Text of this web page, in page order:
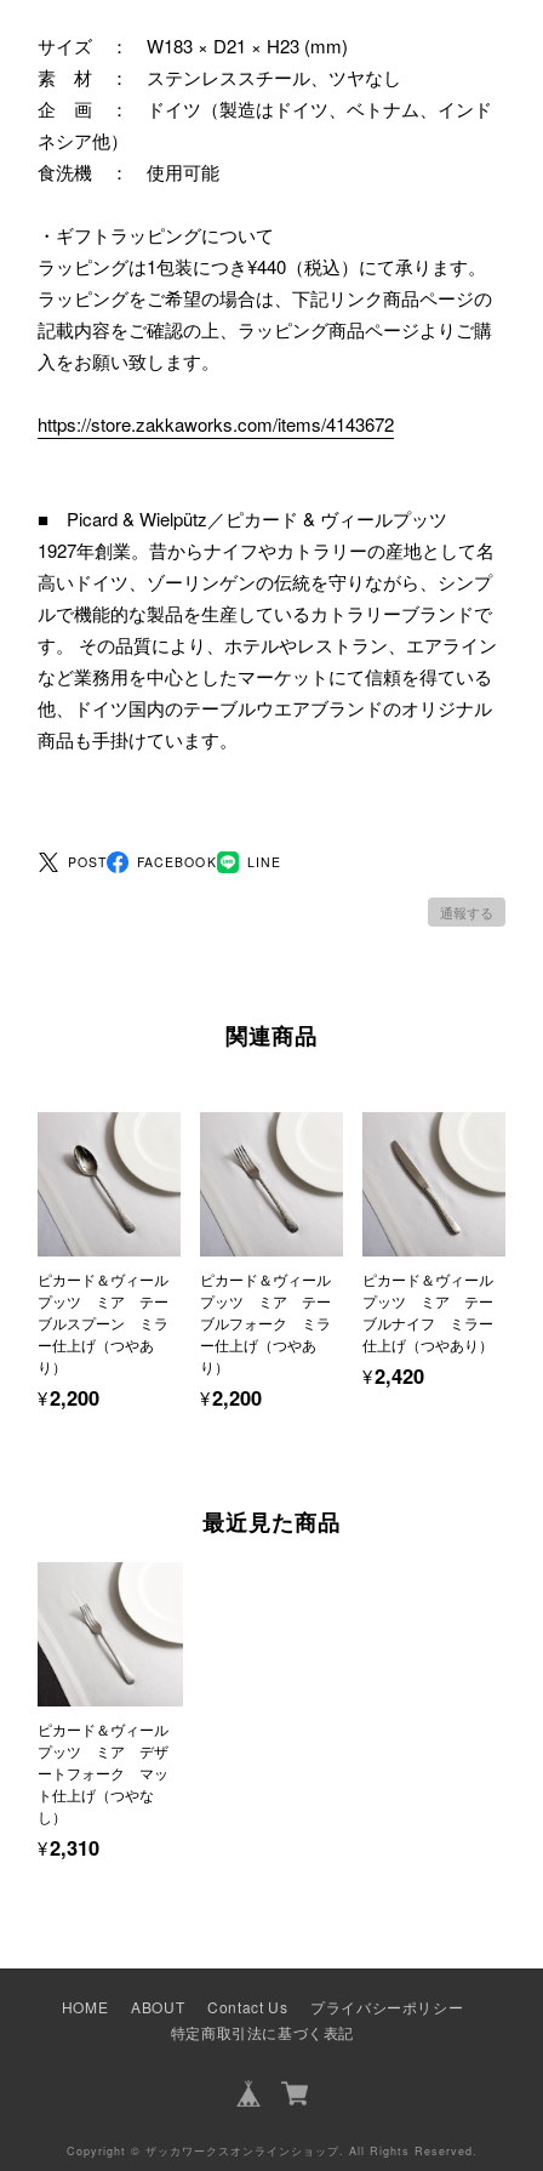
サイズ ： W183 × D21 × H23 (mm)
素 材 ： ステンレススチール、ツヤなし
企 画 ： ドイツ（製造はドイツ、ベトナム、インド
ネシア他）
食洗機 ： 使用可能
・ギフトラッピングについて
ラッピングは1包装につき¥440（税込）にて承ります。
ラッピングをご希望の場合は、下記リンク商品ページの
記載内容をご確認の上、ラッピング商品ページよりご購
入をお願い致します。
https://store.zakkaworks.com/items/4143672
■ Picard & Wielpütz／ピカード & ヴィールプッツ
1927年創業。昔からナイフやカトラリーの産地として名
高いドイツ、ゾーリンゲンの伝統を守りながら、シンプ
ルで機能的な製品を生産しているカトラリーブランドで
す。 その品質により、ホテルやレストラン、エアライン
など業務用を中心としたマーケットにて信頼を得ている
他、ドイツ国内のテーブルウエアブランドのオリジナル
商品も手掛けています。
POST FACEBOOK LINE
通報する
関連商品
ピカード＆ヴィール
プッツ ミア テー
ブルスプーン ミラ
ー仕上げ（つやあ
り）
¥2,200
ピカード＆ヴィール
プッツ ミア テー
ブルフォーク ミラ
ー仕上げ（つやあ
り）
¥2,200
ピカード＆ヴィール
プッツ ミア テー
ブルナイフ ミラー
仕上げ（つやあり）
¥2,420
最近見た商品
ピカード＆ヴィール
プッツ ミア デザ
ートフォーク マッ
ト仕上げ（つやな
し）
¥2,310
HOME ABOUT Contact Us
プライバシーポリシー
特定商取引法に基づく表記
Copyright © ザッカワークスオンラインショップ. All Rights Reserved.